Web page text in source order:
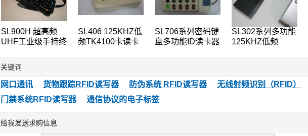
SL900H 超高频
UHF工业级手持终
机RFID远距离读
卡器
SL406 125KHZ低
频TK4100卡读卡
SL706系列密码键
盘多功能ID读卡器
SL302系列多功能
125KHZ低频
关键词
网口通讯 货物跟踪RFID读写器 防伪系统 RFID读写器
无线射频识别（RFID）
门禁系统RFID读写器
通信协议的电子标签
给我发送求购信息